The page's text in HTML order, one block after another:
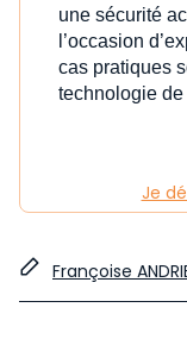
une sécurité
l’occasion
cas pratiques
technologie de
Je
Françoise